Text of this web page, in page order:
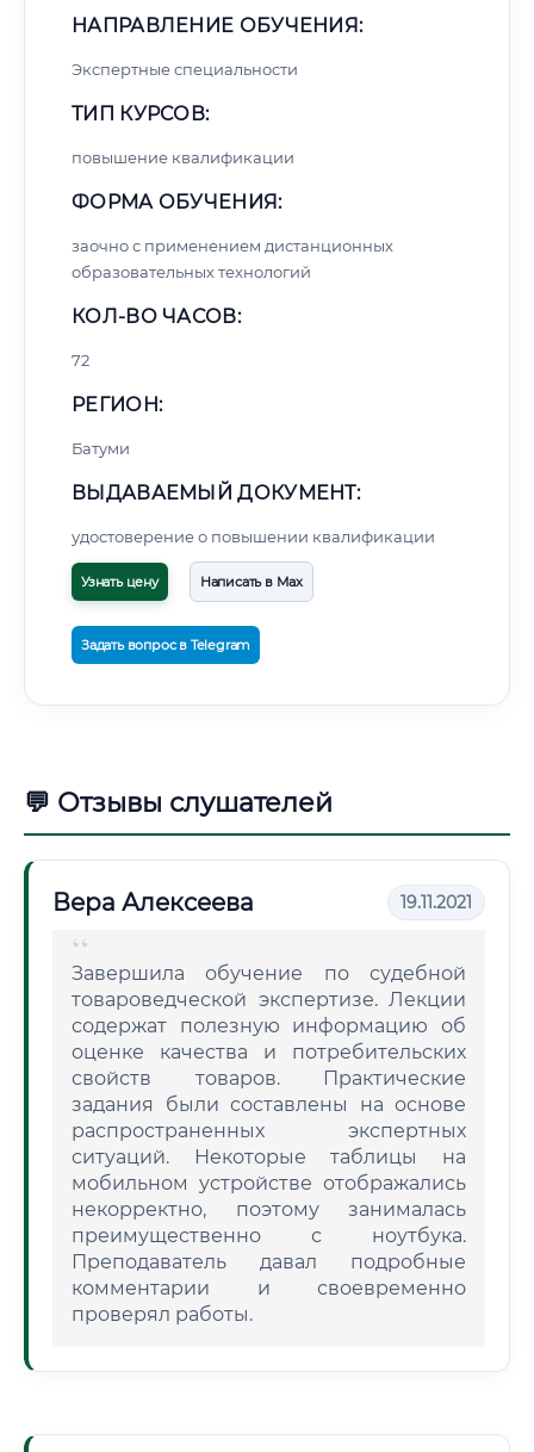
НАПРАВЛЕНИЕ ОБУЧЕНИЯ:
Экспертные специальности
ТИП КУРСОВ:
повышение квалификации
ФОРМА ОБУЧЕНИЯ:
заочно с применением дистанционных
образовательных технологий
КОЛ-ВО ЧАСОВ:
72
РЕГИОН:
Батуми
ВЫДАВАЕМЫЙ ДОКУМЕНТ:
удостоверение о повышении квалификации
Узнать цену Написать в Max
Задать вопрос в Telegram
💬 Отзывы слушателей
Вера Алексеева 19.11.2021
Завершила обучение по судебной
товароведческой экспертизе. Лекции
содержат полезную информацию об
оценке качества и потребительских
свойств товаров. Практические
задания были составлены на основе
распространенных экспертных
ситуаций. Некоторые таблицы на
мобильном устройстве отображались
некорректно, поэтому занималась
преимущественно с ноутбука.
Преподаватель давал подробные
комментарии и своевременно
проверял работы.